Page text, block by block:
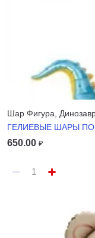
Шар Фигура,
ГЕЛИЕВЫЕ ШАРЫ
650.00 ₽